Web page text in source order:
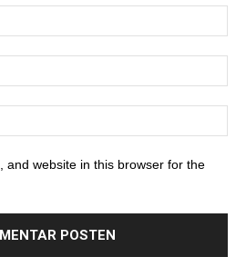
and website in this browser for the